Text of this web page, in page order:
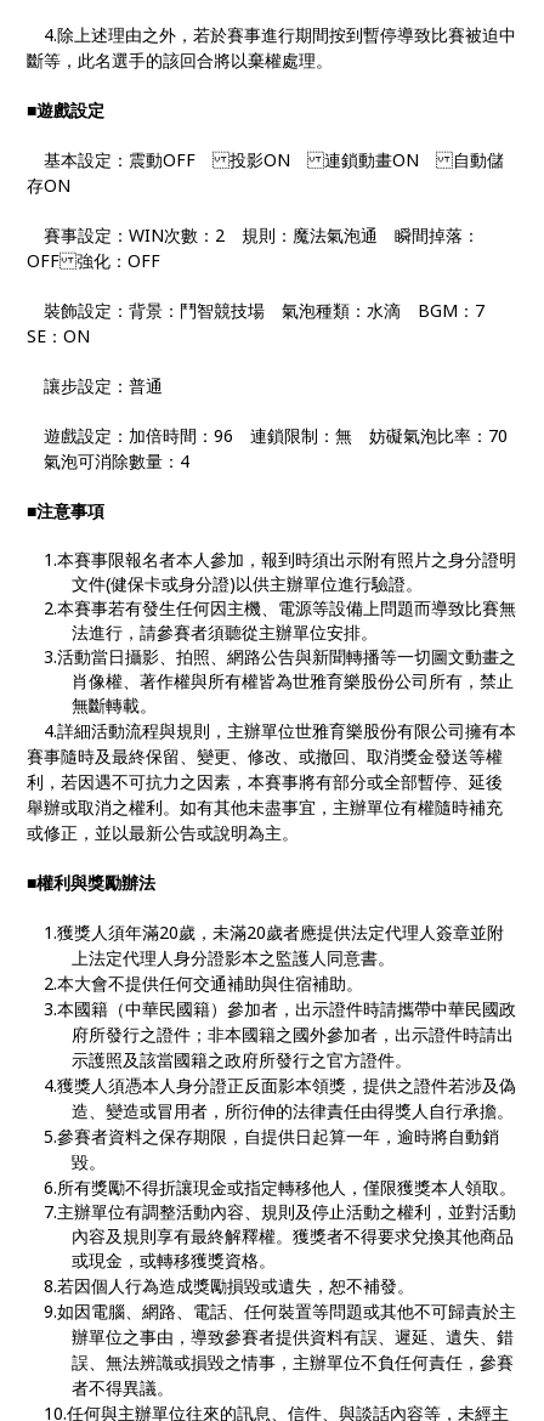
4.除上述理由之外，若於賽事進行期間按到暫停導致比賽被迫中
斷等，此名選手的該回合將以棄權處理。
■遊戲設定
基本設定： 震動OFF 投影ON 連鎖動畫ON 自動儲
存ON
賽事設定： WIN次數：2 規則：魔法氣泡通 瞬間掉落：
OFF 強化：OFF
裝飾設定： 背景：鬥智競技場 氣泡種類：水滴 BGM：7
SE：ON
讓步設定： 普通
遊戲設定： 加倍時間：96 連鎖限制：無 妨礙氣泡比率：70
氣泡可消除數量：4
■注意事項
1.本賽事限報名者本人參加，報到時須出示附有照片之身分證明
文件(健保卡或身分證)以供主辦單位進行驗證。
2.本賽事若有發生任何因主機、電源等設備上問題而導致比賽無
法進行，請參賽者須聽從主辦單位安排。
3.活動當日攝影、拍照、網路公告與新聞轉播等一切圖文動畫之
肖像權、著作權與所有權皆為世雅育樂股份公司所有，禁止
無斷轉載。
4.詳細活動流程與規則，主辦單位世雅育樂股份有限公司擁有本
賽事隨時及最終保留、變更、修改、或撤回、取消獎金發送等權
利，若因遇不可抗力之因素，本賽事將有部分或全部暫停、延後
舉辦或取消之權利。如有其他未盡事宜，主辦單位有權隨時補充
或修正，並以最新公告或說明為主。
■權利與獎勵辦法
1.獲獎人須年滿20歲，未滿20歲者應提供法定代理人簽章並附
上法定代理人身分證影本之監護人同意書。
2.本大會不提供任何交通補助與住宿補助。
3.本國籍（中華民國籍）參加者，出示證件時請攜帶中華民國政
府所發行之證件；非本國籍之國外參加者，出示證件時請出
示護照及該當國籍之政府所發行之官方證件。
4.獲獎人須憑本人身分證正反面影本領獎，提供之證件若涉及偽
造、變造或冒用者，所衍伸的法律責任由得獎人自行承擔。
5.參賽者資料之保存期限，自提供日起算一年，逾時將自動銷
毀。
6.所有獎勵不得折讓現金或指定轉移他人，僅限獲獎本人領取。
7.主辦單位有調整活動內容、規則及停止活動之權利，並對活動
內容及規則享有最終解釋權。獲獎者不得要求兌換其他商品
或現金，或轉移獲獎資格。
8.若因個人行為造成獎勵損毀或遺失，恕不補發。
9.如因電腦、網路、電話、任何裝置等問題或其他不可歸責於主
辦單位之事由，導致參賽者提供資料有誤、遲延、遺失、錯
誤、無法辨識或損毀之情事，主辦單位不負任何責任，參賽
者不得異議。
10.任何與主辦單位往來的訊息、信件、與談話內容等，未經主